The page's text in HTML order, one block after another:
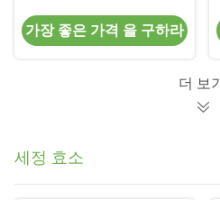
cleanfade) 는 실내 온
도에서 인디고 데인
가장 좋은 가격 을 구하라
더 보기
세정 효소